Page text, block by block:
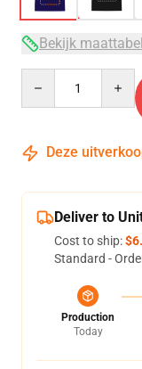
Bekijk maattabel
Deze
Deliver to
Cost to ship:
Standard -
Production
Today